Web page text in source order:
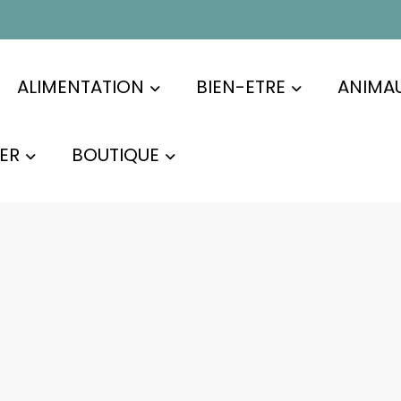
ALIMENTATION BIEN-ETRE
BOUTIQUE